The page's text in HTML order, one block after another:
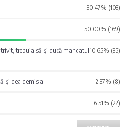
30.47% (103)
50.00% (169)
10.65% (36)
trebuia să-și ducă mandatul
2.37% (8)
și dea demisia
6.51% (22)